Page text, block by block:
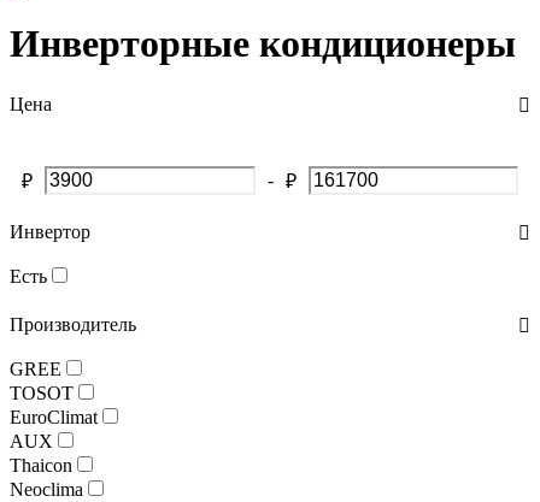
Инверторные кондиционеры
Цена
₽ - ₽
Инвертор
Есть
Производитель
GREE
TOSOT
EuroClimat
AUX
Thaicon
Neoclima